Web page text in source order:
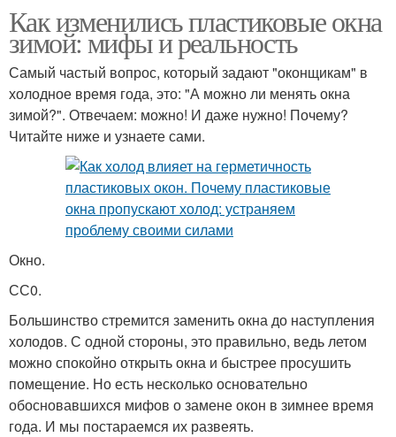
Как изменились пластиковые окна
зимой: мифы и реальность
Самый частый вопрос, который задают "оконщикам" в
холодное время года, это: "А можно ли менять окна
зимой?". Отвечаем: можно! И даже нужно! Почему?
Читайте ниже и узнаете сами.
Окно.
СС0.
Большинство стремится заменить окна до наступления
холодов. С одной стороны, это правильно, ведь летом
можно спокойно открыть окна и быстрее просушить
помещение. Но есть несколько основательно
обосновавшихся мифов о замене окон в зимнее время
года. И мы постараемся их развеять.